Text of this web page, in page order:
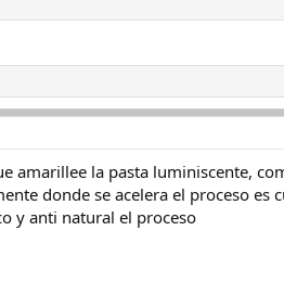
amarillee la pasta luminiscente,
donde se acelera el proceso es
y anti natural el proceso